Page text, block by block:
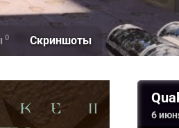
0 Скриншоты
6